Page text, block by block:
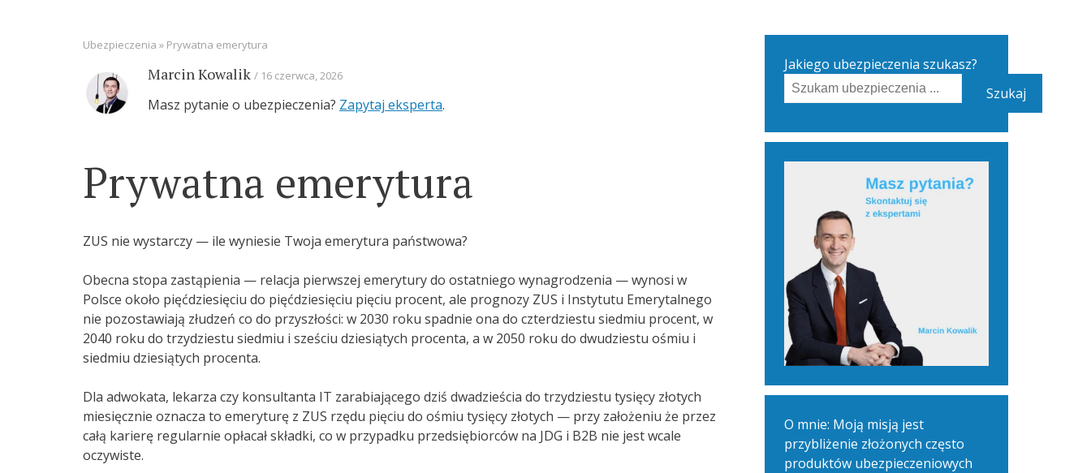
Ubezpieczenia » Prywatna emerytura
Marcin Kowalik 16 czerwca, 2026
Masz pytanie o ubezpieczenia? Zapytaj eksperta.
Prywatna emerytura
ZUS nie wystarczy — ile wyniesie Twoja emerytura państwowa?
Obecna stopa zastąpienia — relacja pierwszej emerytury do ostatniego wynagrodzenia — wynosi w
Polsce około pięćdziesięciu do pięćdziesięciu pięciu procent, ale prognozy ZUS i Instytutu Emerytalnego
nie pozostawiają złudzeń co do przyszłości: w 2030 roku spadnie ona do czterdziestu siedmiu procent, w
2040 roku do trzydziestu siedmiu i sześciu dziesiątych procenta, a w 2050 roku do dwudziestu ośmiu i
siedmiu dziesiątych procenta.
Dla adwokata, lekarza czy konsultanta IT zarabiającego dziś dwadzieścia do trzydziestu tysięcy złotych
miesięcznie oznacza to emeryturę z ZUS rzędu pięciu do ośmiu tysięcy złotych — przy założeniu że przez
całą karierę regularnie opłacał składki, co w przypadku przedsiębiorców na JDG i B2B nie jest wcale
oczywiste.
Jakiego ubezpieczenia szukasz?
Szukaj
O mnie: Moją misją jest
przybliżenie złożonych często
produktów ubezpieczeniowych